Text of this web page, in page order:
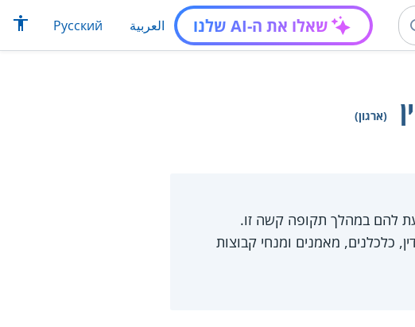
שאלו את ה-AI שלנו العربية Русский
(ארגון)
להם במהלך תקופה קשה זו.
כלכלנים, מאמנים ומנחי קבוצות